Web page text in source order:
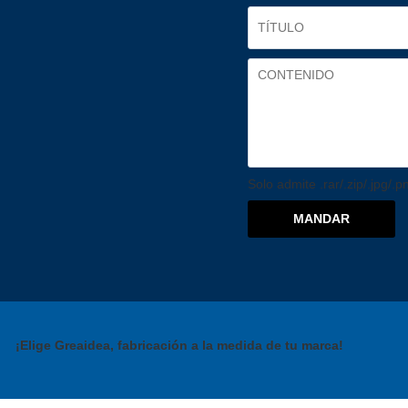
Solo admite .rar/.zip/.jpg/
MANDAR
¡Elige Greaidea, fabricación a la medida de tu marca!